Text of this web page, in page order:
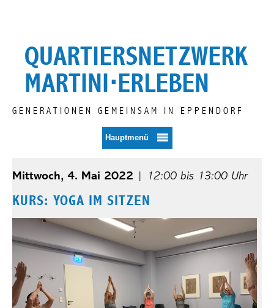
springen
QUARTIERSNETZWERK
MARTINI⋅ERLEBEN
GENERATIONEN GEMEINSAM IN EPPENDORF
Hauptmenü
Mittwoch, 4. Mai 2022 12:00 bis 13:00 Uhr
KURS: YOGA IM SITZEN